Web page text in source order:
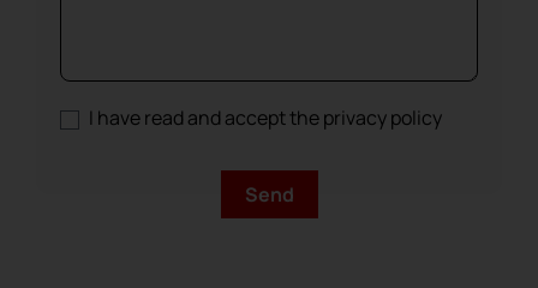
I have read and accept the privacy policy